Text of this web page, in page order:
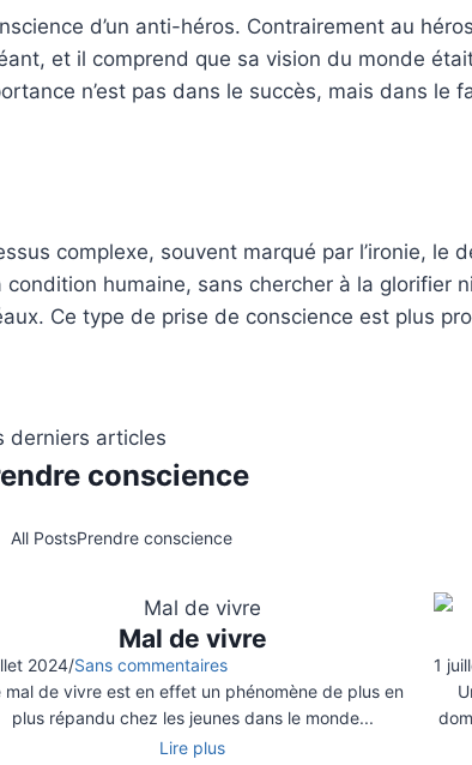
d’un anti-héros. Contrairement au
et il comprend que sa vision du monde
n’est pas dans le succès, mais dans
complexe, souvent marqué par l’ironie,
condition humaine, sans chercher à la
Ce type de prise de conscience est plus
derniers articles
conscience
All PostsPrendre conscience
Mal de vivre
2024/Sans commentaires
mal de vivre est en effet un phénomène de plus en
plus répandu chez les jeunes dans le monde...
Lire plus
1